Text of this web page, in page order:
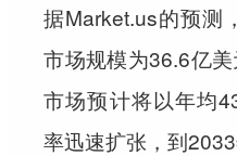
据Market.us的预测
市场规模为36.6亿
市场预计将以年均
率迅速扩张，到